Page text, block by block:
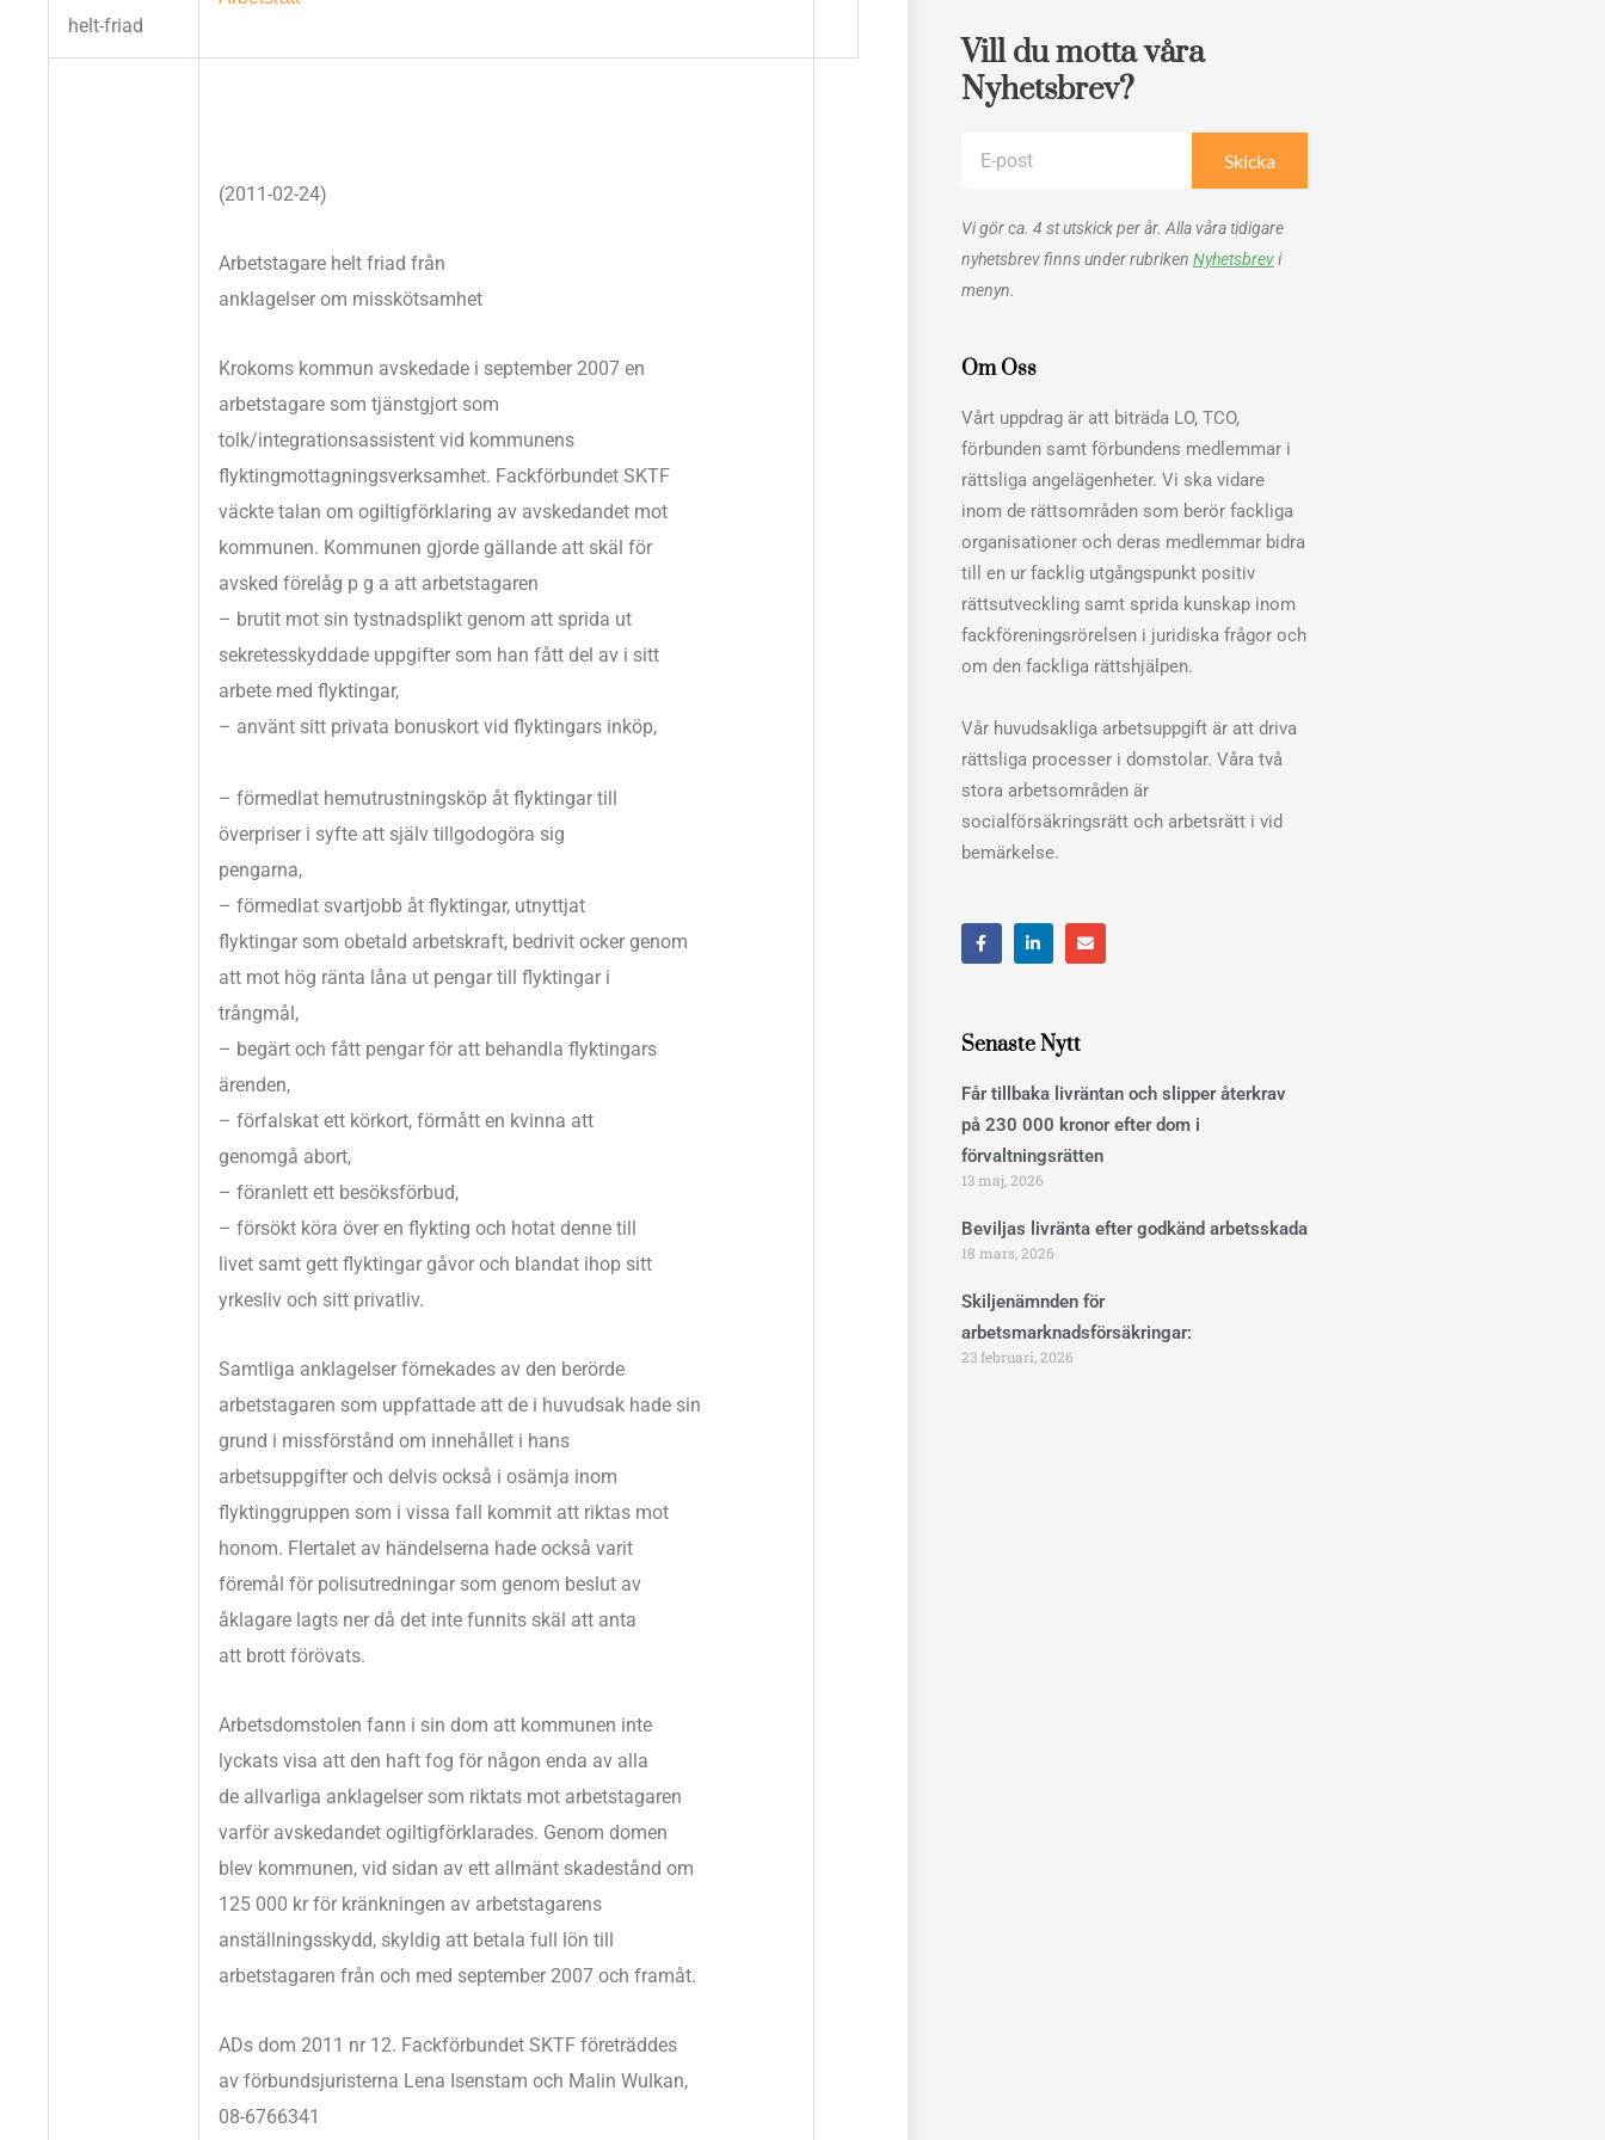
(2011-02-24)
Arbetstagare helt friad från
anklagelser om misskötsamhet
Krokoms kommun avskedade i september 2007 en
arbetstagare som tjänstgjort som
tolk/integrationsassistent vid kommunens
flyktingmottagningsverksamhet. Fackförbundet SKTF
väckte talan om ogiltigförklaring av avskedandet mot
kommunen. Kommunen gjorde gällande att skäl för
avsked förelåg p g a att arbetstagaren
– brutit mot sin tystnadsplikt genom att sprida ut
sekretesskyddade uppgifter som han fått del av i sitt
arbete med flyktingar,
– använt sitt privata bonuskort vid flyktingars inköp,
– förmedlat hemutrustningsköp åt flyktingar till
överpriser i syfte att själv tillgodogöra sig
pengarna,
– förmedlat svartjobb åt flyktingar, utnyttjat
flyktingar som obetald arbetskraft, bedrivit ocker genom
att mot hög ränta låna ut pengar till flyktingar i
trångmål,
– begärt och fått pengar för att behandla flyktingars
ärenden,
– förfalskat ett körkort, förmått en kvinna att
genomgå abort,
– föranlett ett besöksförbud,
– försökt köra över en flykting och hotat denne till
livet samt gett flyktingar gåvor och blandat ihop sitt
yrkesliv och sitt privatliv.
Samtliga anklagelser förnekades av den berörde
arbetstagaren som uppfattade att de i huvudsak hade sin
grund i missförstånd om innehållet i hans
arbetsuppgifter och delvis också i osämja inom
flyktinggruppen som i vissa fall kommit att riktas mot
honom. Flertalet av händelserna hade också varit
föremål för polisutredningar som genom beslut av
åklagare lagts ner då det inte funnits skäl att anta
att brott förövats.
Arbetsdomstolen fann i sin dom att kommunen inte
lyckats visa att den haft fog för någon enda av alla
de allvarliga anklagelser som riktats mot arbetstagaren
varför avskedandet ogiltigförklarades. Genom domen
blev kommunen, vid sidan av ett allmänt skadestånd om
125 000 kr för kränkningen av arbetstagarens
anställningsskydd, skyldig att betala full lön till
arbetstagaren från och med september 2007 och framåt.
ADs dom 2011 nr 12. Fackförbundet SKTF företräddes
av förbundsjuristerna Lena Isenstam och Malin Wulkan,
08-6766341
Vill du motta våra
Nyhetsbrev?
Skicka
Vi gör ca. 4 st utskick per år. Alla våra tidigare
nyhetsbrev finns under rubriken Nyhetsbrevi
menyn.
Om Oss
Vårt uppdrag är att biträda LO, TCO,
förbunden samt förbundens medlemmar i
rättsliga angelägenheter. Vi ska vidare
inom de rättsområden som berör fackliga
organisationer och deras medlemmar bidra
till en ur facklig utgångspunkt positiv
rättsutveckling samt sprida kunskap inom
fackföreningsrörelsen i juridiska frågor och
om den fackliga rättshjälpen.
Vår huvudsakliga arbetsuppgift är att driva
rättsliga processer i domstolar. Våra två
stora arbetsområden är
socialförsäkringsrätt och arbetsrätt i vid
bemärkelse.
F
a
c
k
L
i
n
n
E
n
v
Senaste Nytt
Får tillbaka livräntan och slipper återkrav
på 230 000 kronor efter dom i
förvaltningsrätten
13 maj, 2026
Beviljas livränta efter godkänd arbetsskada
18 mars, 2026
Skiljenämnden för
arbetsmarknadsförsäkringar:
23 februari, 2026